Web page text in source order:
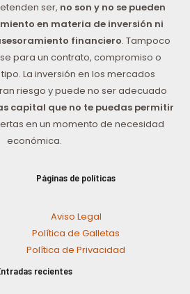
ser, no son y no se pueden
en materia de inversión ni
financiero. Tampoco
para un contrato, compromiso o
La inversión en los mercados
riesgo y puede no ser adecuado
capital que no te puedas permitir
en un momento de necesidad
económica.
Páginas de políticas
Aviso Legal
Política de Galletas
Política de Privacidad
recientes